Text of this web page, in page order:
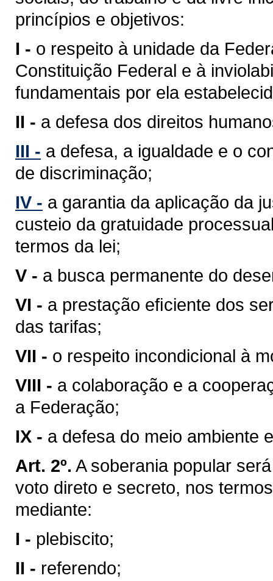
princípios e objetivos:
I - o respeito à unidade da
Constituição Federal e à
fundamentais por ela
II - a defesa dos direitos
III - a defesa, a igualdade e o
de discriminação;
IV - a garantia da aplicação da
custeio da gratuidade
termos da lei;
V - a busca permanente do
VI - a prestação eﬁciente dos
das tarifas;
VII - o respeito incondicional à
VIII - a colaboração e a
a Federação;
IX - a defesa do meio ambiente
Art. 2º. A soberania popular
voto direto e secreto, nos
mediante:
I - plebiscito;
II - referendo;